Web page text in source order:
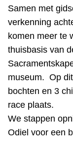
Samen met
verkenning
komen meer te
thuisbasis van
museum. Op
bochten en 3
race plaats.
We stappen
Odiel voor een